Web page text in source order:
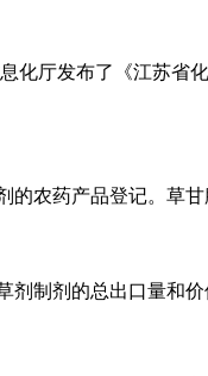
化厅发布了《江苏省
农药产品登记。草
制剂的总出口量和